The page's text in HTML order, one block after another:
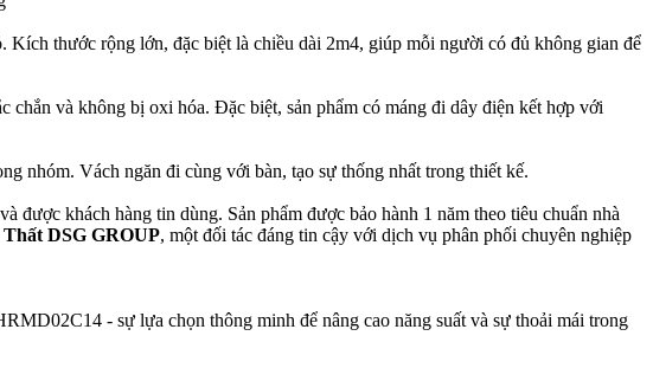
thước rộng lớn, đặc biệt là chiều dài 2m4, giúp mỗi người có đủ không gian để
chắn và không bị oxi hóa. Đặc biệt, sản phẩm có máng đi dây điện kết hợp với
nhóm. Vách ngăn đi cùng với bàn, tạo sự thống nhất trong thiết kế.
được khách hàng tin dùng. Sản phẩm được bảo hành 1 năm theo tiêu chuẩn nhà
DSG GROUP, một đối tác đáng tin cậy với dịch vụ phân phối chuyên nghiệp
- sự lựa chọn thông minh để nâng cao năng suất và sự thoải mái trong